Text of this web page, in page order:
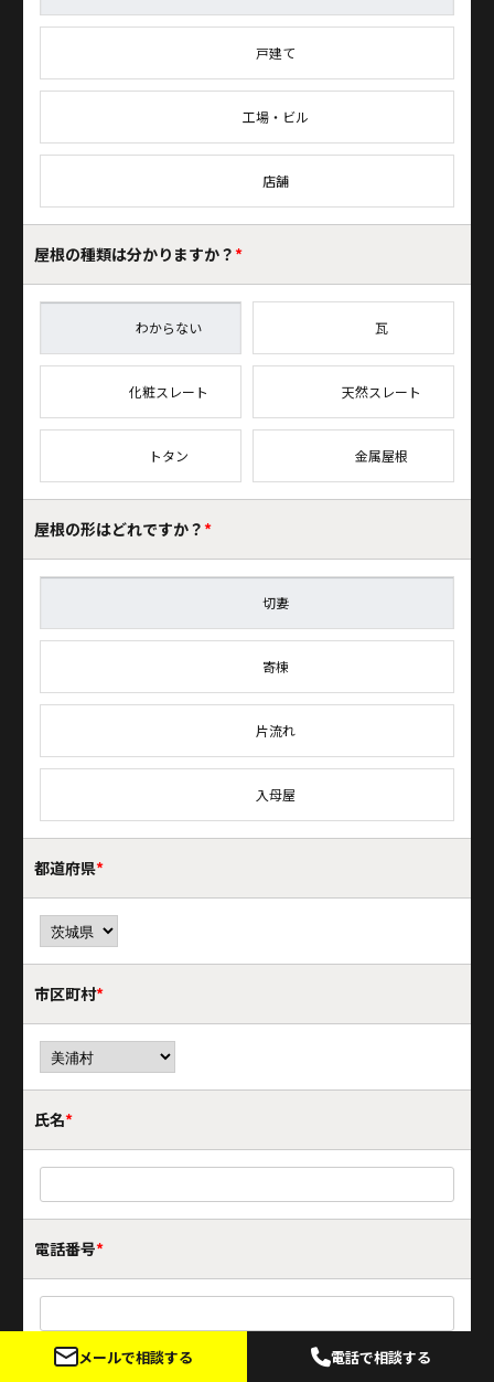
メールで相談する 電話で相談する
戸建て
工場・ビル
店舗
屋根の種類は分かりますか？*
わからない 瓦
化粧スレート 天然スレート
トタン 金属屋根
屋根の形はどれですか？*
切妻
寄棟
片流れ
入母屋
都道府県*
市区町村*
氏名*
電話番号*